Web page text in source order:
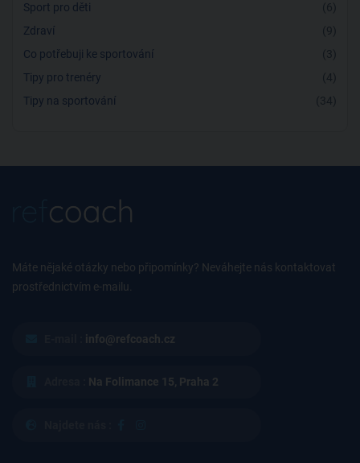
Sport pro děti
(6)
Zdraví
(9)
Co potřebuji ke sportování
(3)
Tipy pro trenéry
(4)
Tipy na sportování
(34)
Máte nějaké otázky nebo připomínky? Neváhejte nás kontaktovat
prostřednictvím e-mailu.
info@refcoach.cz
Na Folimance 15, Praha 2